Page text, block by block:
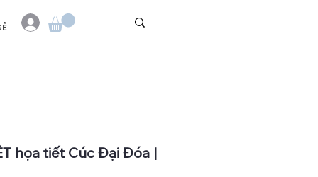
họa tiết Cúc Đại Đóa |